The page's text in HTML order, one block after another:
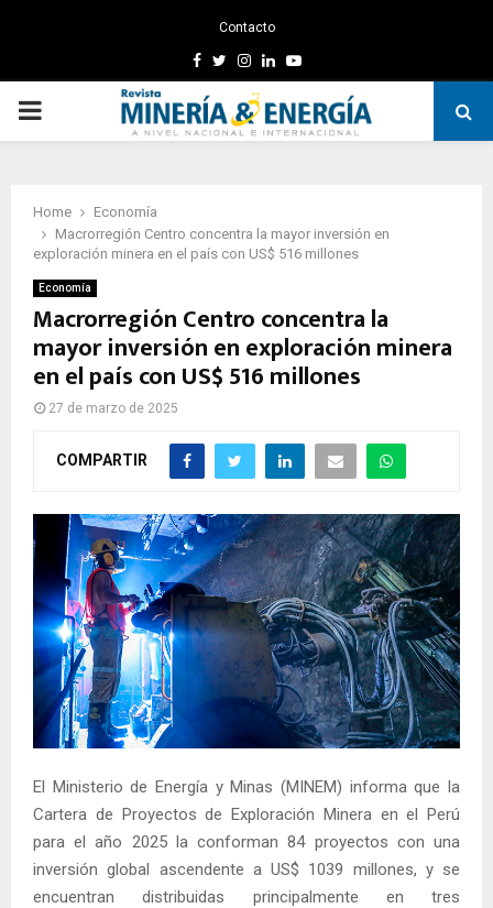
Contacto
Facebook
TwitterInstagram
LinkedinYoutube
PRIMARY
Home
Economía
Macrorregión Centro concentra la mayor inversión en
exploración minera en el país con US$ 516 millones
Economía
Macrorregión Centro concentra la
mayor inversión en exploración minera
en el país con US$ 516 millones
27 de marzo de 2025
COMPARTIR
El Ministerio de Energía y Minas (MINEM) informa que la
Cartera de Proyectos de Exploración Minera en el Perú
para el año 2025 la conforman 84 proyectos con una
inversión global ascendente a US$ 1039 millones, y se
encuentran distribuidas principalmente en tres